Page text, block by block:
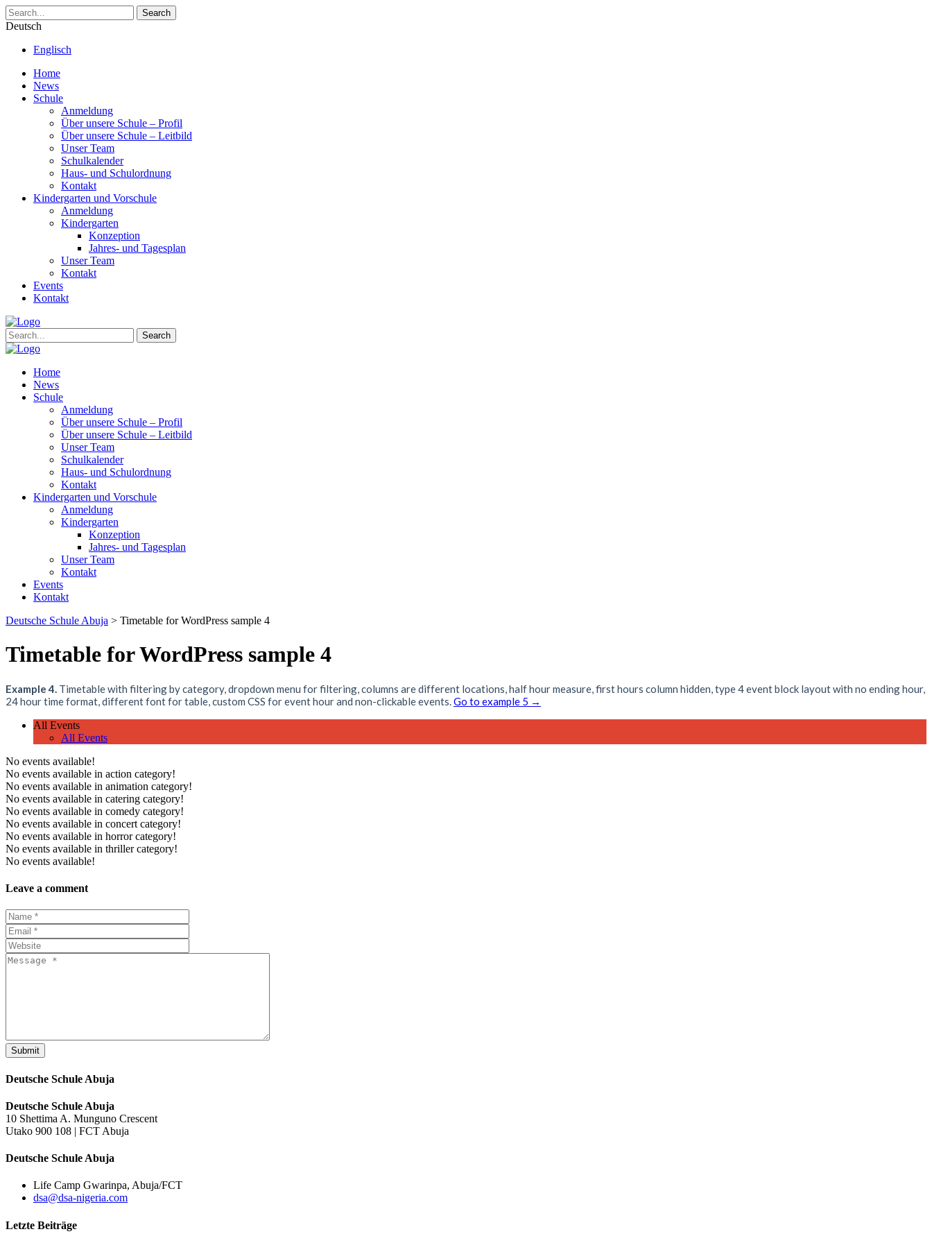
Search
Deutsch
Englisch
Home
News
Schule
Anmeldung
Über unsere Schule – Profil
Über unsere Schule – Leitbild
Unser Team
Schulkalender
Haus- und Schulordnung
Kontakt
Kindergarten und Vorschule
Anmeldung
Kindergarten
Konzeption
Jahres- und Tagesplan
Unser Team
Kontakt
Events
Kontakt
Search
Home
News
Schule
Anmeldung
Über unsere Schule – Profil
Über unsere Schule – Leitbild
Unser Team
Schulkalender
Haus- und Schulordnung
Kontakt
Kindergarten und Vorschule
Anmeldung
Kindergarten
Konzeption
Jahres- und Tagesplan
Unser Team
Kontakt
Events
Kontakt
Deutsche Schule Abuja > Timetable for WordPress sample 4
Timetable for WordPress sample 4
Example 4. Timetable with filtering by category, dropdown menu for filtering, columns are different locations, half hour measure, first hours column hidden, type 4 event block layout with no ending hour,
24 hour time format, different font for table, custom CSS for event hour and non-clickable events.Go to example 5 →
All Events
All Events
No events available!
No events available in action category!
No events available in animation category!
No events available in catering category!
No events available in comedy category!
No events available in concert category!
No events available in horror category!
No events available in thriller category!
No events available!
Leave a comment
Submit
Deutsche Schule Abuja
Deutsche Schule Abuja
10 Shettima A. Munguno Crescent
Utako 900 108 | FCT Abuja
Deutsche Schule Abuja
Life Camp Gwarinpa, Abuja/FCT
dsa@dsa-nigeria.com
Letzte Beiträge